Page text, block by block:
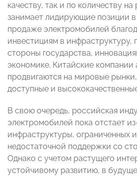
качеству, так и по количеству
занимает лидирующие позиции
продаже электромобилей
инвестициям в инфраструктуру,
стороны государства,
экономике. Китайские компании
продвигаются на мировые рынки,
доступные и
В свою очередь, российская
электромобилей пока отстает
инфраструктуры, ограниченных
недостаточной поддержки со
Однако с учетом растущего
устойчивому развитию, в